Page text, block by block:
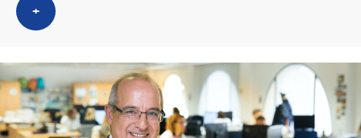
l
a
a
t
o
A
d
o
r
+